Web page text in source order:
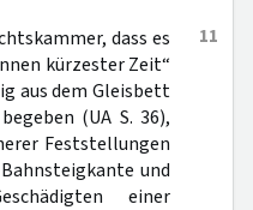
11
dass es
kürzester Zeit“
aus dem Gleisbett
(UA S. 36),
Feststellungen
und
einer